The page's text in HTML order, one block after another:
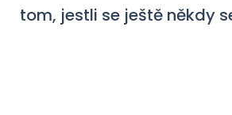
tom, jestli se ještě někdy